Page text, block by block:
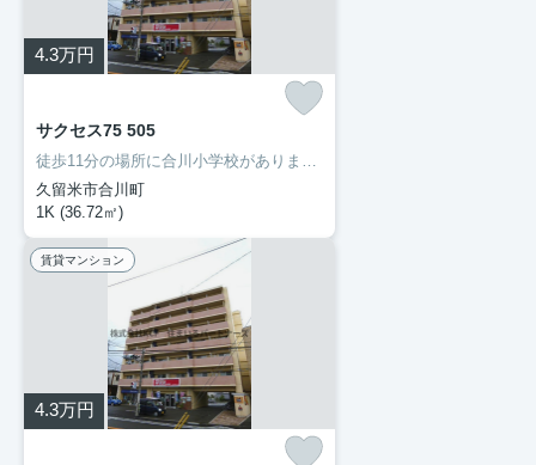
4.3万円
サクセス75 505
徒歩11分の場所に合川小学校があります。部外者の侵入を抑止するオートロック機能で、女性でも安心して暮らすことができます。初期費用のカード決済ができます。駐車場がご利用いただける物件です。久留米市や久大本線久留米大学前付近での新生活をご検討するなら、当社でお部屋探しをしてください。まずはお問い合わせからお待ちしております。
久留米市合川町
1K (36.72㎡)
賃貸マンション
4.3万円